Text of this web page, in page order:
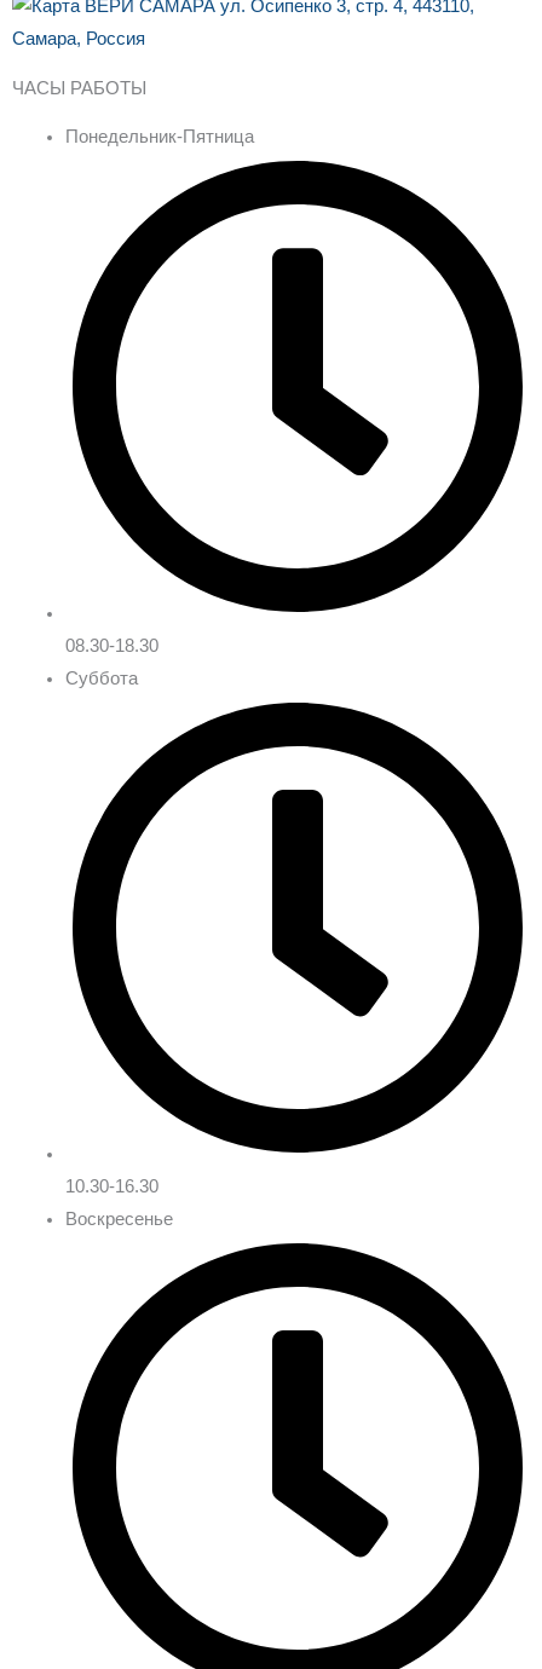
ЧАСЫ РАБОТЫ
Понедельник-Пятница
08.30-18.30
Суббота
10.30-16.30
Воскресенье